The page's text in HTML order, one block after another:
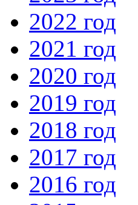
2022 год
2021 год
2020 год
2019 год
2018 год
2017 год
2016 год